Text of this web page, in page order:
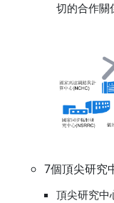
切的合作關
7個頂尖研究
頂尖研究中